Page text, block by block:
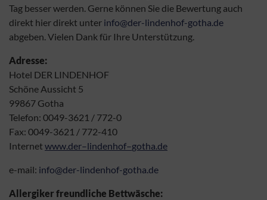
Tag besser werden. Gerne können Sie die Bewertung auch
direkt hier direkt unter info@der-lindenhof-gotha.de
abgeben. Vielen Dank für Ihre Unterstützung.
Adresse:
Hotel DER LINDENHOF
Schöne Aussicht 5
99867 Gotha
Telefon: 0049-3621 / 772-0
Fax: 0049-3621 / 772-410
Internet www.der–lindenhof–gotha.de
e-mail: info@der-lindenhof-gotha.de
Allergiker freundliche Bettwäsche: